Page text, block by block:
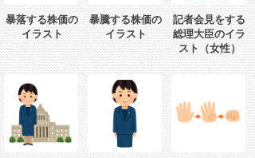
暴落する株価の
イラスト
暴騰する株価の
イラスト
記者会見をする
総理大臣のイラ
スト（女性）